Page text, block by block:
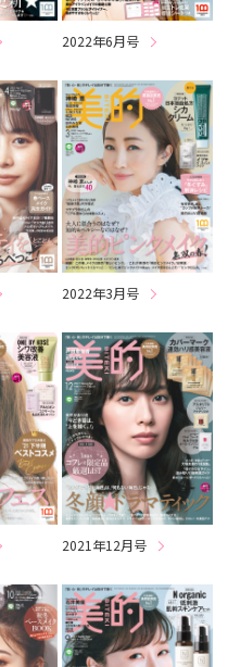
2022年6月号
2022年3月号
2021年12月号